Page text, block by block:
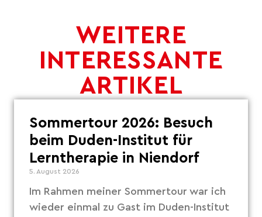
WEITERE
INTERESSANTE
ARTIKEL
Sommertour 2026: Besuch
beim Duden-Institut für
Lerntherapie in Niendorf
5. August 2026
Im Rahmen meiner Sommertour war ich
wieder einmal zu Gast im Duden-Institut